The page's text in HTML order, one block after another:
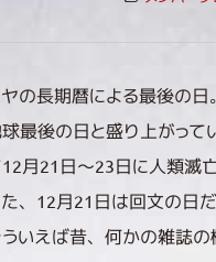
ヤの長期暦による最後の
最後の日と盛り上がって
月21日～23日に人類滅
、12月21日は回文の日だ
いえば昔、何かの雑誌の